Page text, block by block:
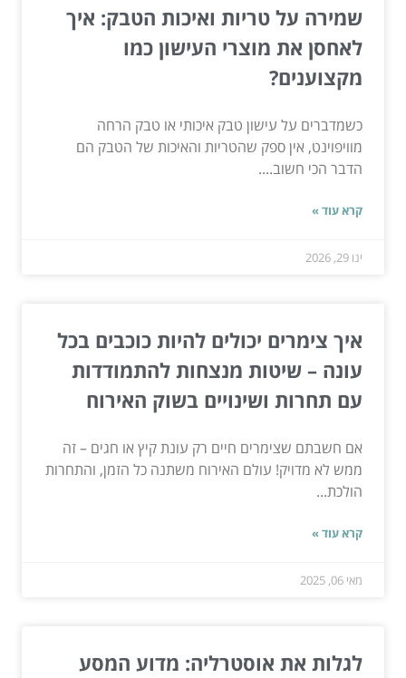
שמירה על טריות ואיכות הטבק: איך
לאחסן את מוצרי העישון כמו
מקצוענים?
כשמדברים על עישון טבק איכותי או טבק הרחה
מוויפוינט, אין ספק שהטריות והאיכות של הטבק הם
הדבר הכי חשוב....
קרא עוד »
ינו 29, 2026
איך צימרים יכולים להיות כוכבים בכל
עונה – שיטות מנצחות להתמודדות
עם תחרות ושינויים בשוק האירוח
אם חשבתם שצימרים חיים רק עונת קיץ או חגים – זה
ממש לא מדויק! עולם האירוח משתנה כל הזמן, והתחרות
הולכת...
קרא עוד »
מאי 06, 2025
לגלות את אוסטרליה: מדוע המסע